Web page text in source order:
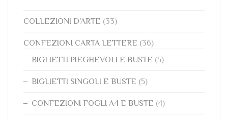
COLLEZIONI D'ARTE (33)
CONFEZIONI CARTA LETTERE (36)
BIGLIETTI PIEGHEVOLI E BUSTE (5)
BIGLIETTI SINGOLI E BUSTE (5)
CONFEZIONI FOGLI A4 E BUSTE (4)